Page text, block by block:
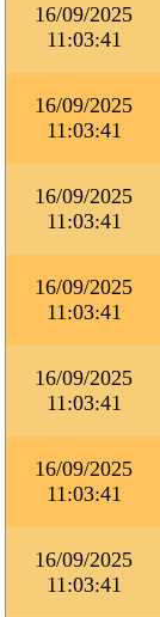
16/09/2025
11:03:41
16/09/2025
11:03:41
16/09/2025
11:03:41
16/09/2025
11:03:41
16/09/2025
11:03:41
16/09/2025
11:03:41
16/09/2025
11:03:41